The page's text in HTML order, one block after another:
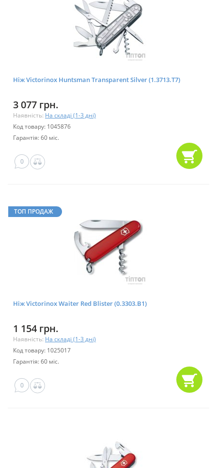
Ніж Victorinox Huntsman Transparent Silver (1.3713.T7)
3 077 грн.
Наявність: На складі (1-3 дні)
Код товару: 1045876
Гарантія: 60 міс.
0
ТОП ПРОДАЖ
Ніж Victorinox Waiter Red Blister (0.3303.B1)
1 154 грн.
Наявність: На складі (1-3 дні)
Код товару: 1025017
Гарантія: 60 міс.
0